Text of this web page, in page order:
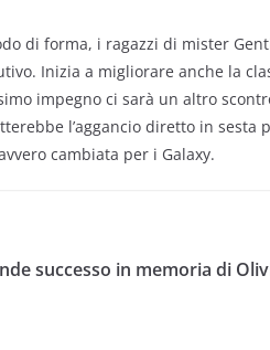
di forma, i ragazzi di mister
Inizia a migliorare anche la
impegno ci sarà un altro
l’aggancio diretto in sesta
cambiata per i Galaxy.
successo in memoria di